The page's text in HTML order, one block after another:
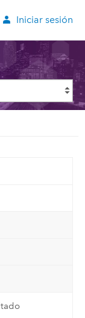
Iniciar sesión